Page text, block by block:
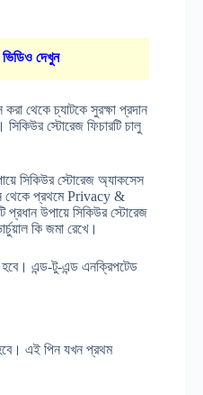
দেখুন
থেকে চ্যাটকে সুরক্ষা প্রদান
স্টোরেজ ফিচারটি চালু
সিকিউর স্টোরেজ অ্যাকসেস
থেকে প্রথমে Privacy &
উপায়ে সিকিউর স্টোরেজ
কি জমা রেখে।
হবে। এন্ড-টু-এন্ড এনক্রিপটেড
এই পিন যখন প্রথম